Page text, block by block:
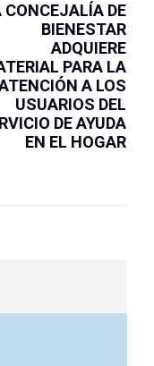
CONCEJALÍA DE
BIENESTAR
ADQUIERE
PARA LA
A LOS
USUARIOS DEL
DE AYUDA
EN EL HOGAR